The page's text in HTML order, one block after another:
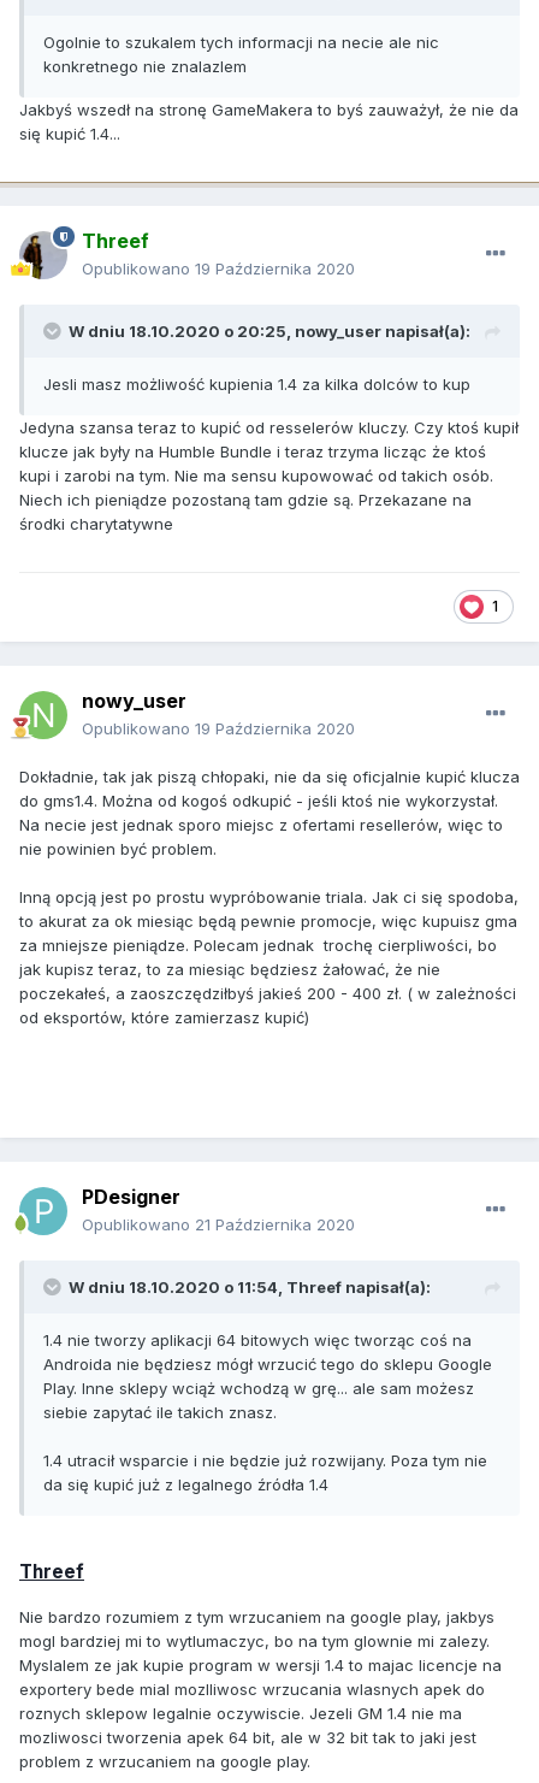
Ogolnie to szukalem tych informacji na necie ale nic
konkretnego nie znalazlem
Jakbyś wszedł na stronę GameMakera to byś zauważył, że nie da
się kupić 1.4...
Threef
Opublikowano 19 Października 2020
W dniu 18.10.2020 o 20:25, nowy_user napisał(a):
Jesli masz możliwość kupienia 1.4 za kilka dolców to kup
Jedyna szansa teraz to kupić od resselerów kluczy. Czy ktoś kupił
klucze jak były na Humble Bundle i teraz trzyma licząc że ktoś
kupi i zarobi na tym. Nie ma sensu kupowować od takich osób.
Niech ich pieniądze pozostaną tam gdzie są. Przekazane na
środki charytatywne
1
nowy_user
Opublikowano 19 Października 2020
Dokładnie, tak jak piszą chłopaki, nie da się oficjalnie kupić klucza
do gms1.4. Można od kogoś odkupić - jeśli ktoś nie wykorzystał.
Na necie jest jednak sporo miejsc z ofertami resellerów, więc to
nie powinien być problem.
Inną opcją jest po prostu wypróbowanie triala. Jak ci się spodoba,
to akurat za ok miesiąc będą pewnie promocje, więc kupuisz gma
za mniejsze pieniądze. Polecam jednak trochę cierpliwości, bo
jak kupisz teraz, to za miesiąc będziesz żałować, że nie
poczekałeś, a zaoszczędziłbyś jakieś 200 - 400 zł. ( w zależności
od eksportów, które zamierzasz kupić)
PDesigner
Opublikowano 21 Października 2020
W dniu 18.10.2020 o 11:54, Threef napisał(a):
1.4 nie tworzy aplikacji 64 bitowych więc tworząc coś na
Androida nie będziesz mógł wrzucić tego do sklepu Google
Play. Inne sklepy wciąż wchodzą w grę... ale sam możesz
siebie zapytać ile takich znasz.
1.4 utracił wsparcie i nie będzie już rozwijany. Poza tym nie
da się kupić już z legalnego źródła 1.4
Threef
Nie bardzo rozumiem z tym wrzucaniem na google play, jakbys
mogl bardziej mi to wytlumaczyc, bo na tym glownie mi zalezy.
Myslalem ze jak kupie program w wersji 1.4 to majac licencje na
exportery bede mial mozlliwosc wrzucania wlasnych apek do
roznych sklepow legalnie oczywiscie. Jezeli GM 1.4 nie ma
mozliwosci tworzenia apek 64 bit, ale w 32 bit tak to jaki jest
problem z wrzucaniem na google play.